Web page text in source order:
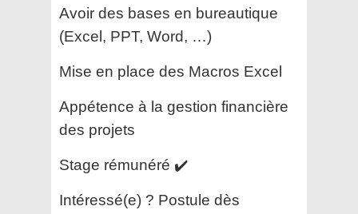
Avoir des bases en bureautique
(Excel, PPT, Word, …)
Mise en place des Macros Excel
Appétence à la gestion financière
des projets
Stage rémunéré ✔️
Intéressé(e) ? Postule dès